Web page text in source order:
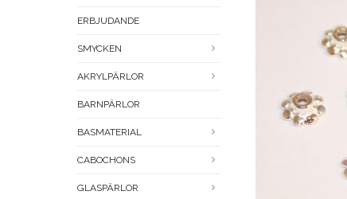
ERBJUDANDE
SMYCKEN
AKRYLPÄRLOR
BARNPÄRLOR
BASMATERIAL
CABOCHONS
GLASPÄRLOR